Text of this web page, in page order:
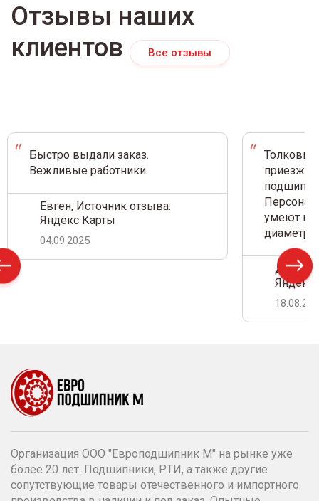
Отзывы наших
клиентов
Все отзывы
Быстро выдали заказ.
Вежливые работники.
Евген, Источник отзыва:
Яндекс Карты
04.09.2025
Толковый
умеют на
диаметр.
Дамир
Яндекс
Организация ООО "Европодшипник М" на рынке уже
более 20 лет. Подшипники, РТИ, а также другие
сопутствующие товары отечественного и импортного